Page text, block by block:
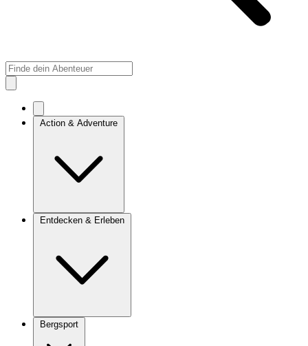
Action & Adventure
Entdecken & Erleben
Bergsport